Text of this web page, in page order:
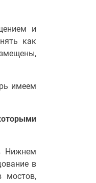
и
как
имеем
Нижнем
в
мостов,